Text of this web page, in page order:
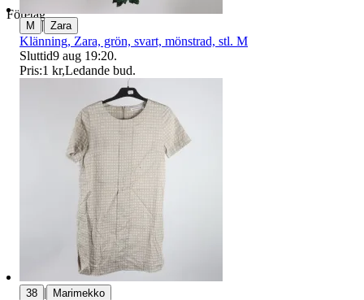
Företag
M | Zara
Klänning, Zara, grön, svart, mönstrad, stl. M
Sluttid9 aug 19:20.
Pris:1 kr,Ledande bud.
38 | Marimekko